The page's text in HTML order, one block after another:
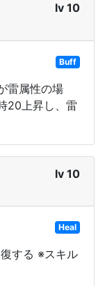
lv 10
Buff
雷属性の場
20上昇し、雷
lv 10
Heal
する ※スキル